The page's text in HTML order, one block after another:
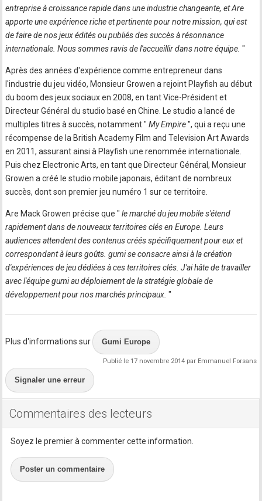
entreprise à croissance rapide dans une industrie changeante, et Are
apporte une expérience riche et pertinente pour notre mission, qui est
de faire de nos jeux édités ou publiés des succès à résonnance
internationale. Nous sommes ravis de l'accueillir dans notre équipe."
Après des années d'expérience comme entrepreneur dans
l'industrie du jeu vidéo, Monsieur Growen a rejoint Playfish au début
du boom des jeux sociaux en 2008, en tant Vice-Président et
Directeur Général du studio basé en Chine. Le studio a lancé de
multiples titres à succès, notamment " My Empire", qui a reçu une
récompense de la British Academy Film and Television Art Awards
en 2011, assurant ainsi à Playfish une renommée internationale.
Puis chez Electronic Arts, en tant que Directeur Général, Monsieur
Growen a créé le studio mobile japonais, éditant de nombreux
succès, dont son premier jeu numéro 1 sur ce territoire.
Are Mack Growen précise que " le marché du jeu mobile s'étend
rapidement dans de nouveaux territoires clés en Europe. Leurs
audiences attendent des contenus créés spécifiquement pour eux et
correspondant à leurs goûts. gumi se consacre ainsi à la création
d'expériences de jeu dédiées à ces territoires clés. J'ai hâte de travailler
avec l'équipe gumi au déploiement de la stratégie globale de
développement pour nos marchés principaux."
Plus d'informations sur Gumi Europe
Publié le 17 novembre 2014 par Emmanuel Forsans
Signaler une erreur
Commentaires des lecteurs
Soyez le premier à commenter cette information.
Poster un commentaire